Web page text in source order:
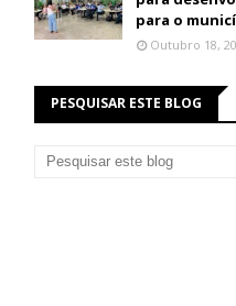
para o
Outubro 18,
PESQUISAR ESTE BLOG